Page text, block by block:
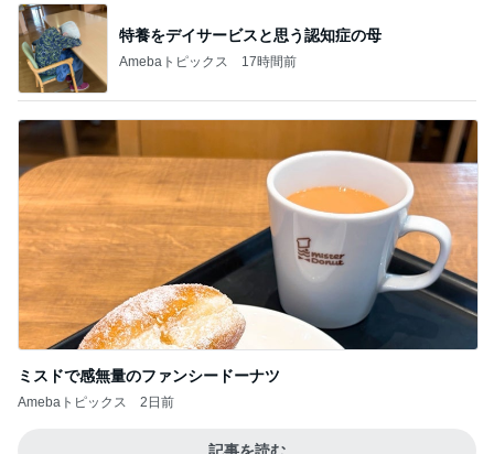
特養をデイサービスと思う認知症の母
Amebaトピックス 17時間前
ミスドで感無量のファンシードーナツ
Amebaトピックス 2日前